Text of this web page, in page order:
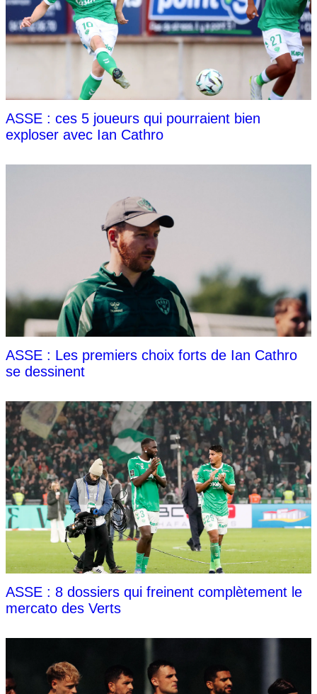
ASSE : ces 5 joueurs qui pourraient bien
exploser avec Ian Cathro
ASSE : Les premiers choix forts de Ian Cathro
se dessinent
ASSE : 8 dossiers qui freinent complètement le
mercato des Verts